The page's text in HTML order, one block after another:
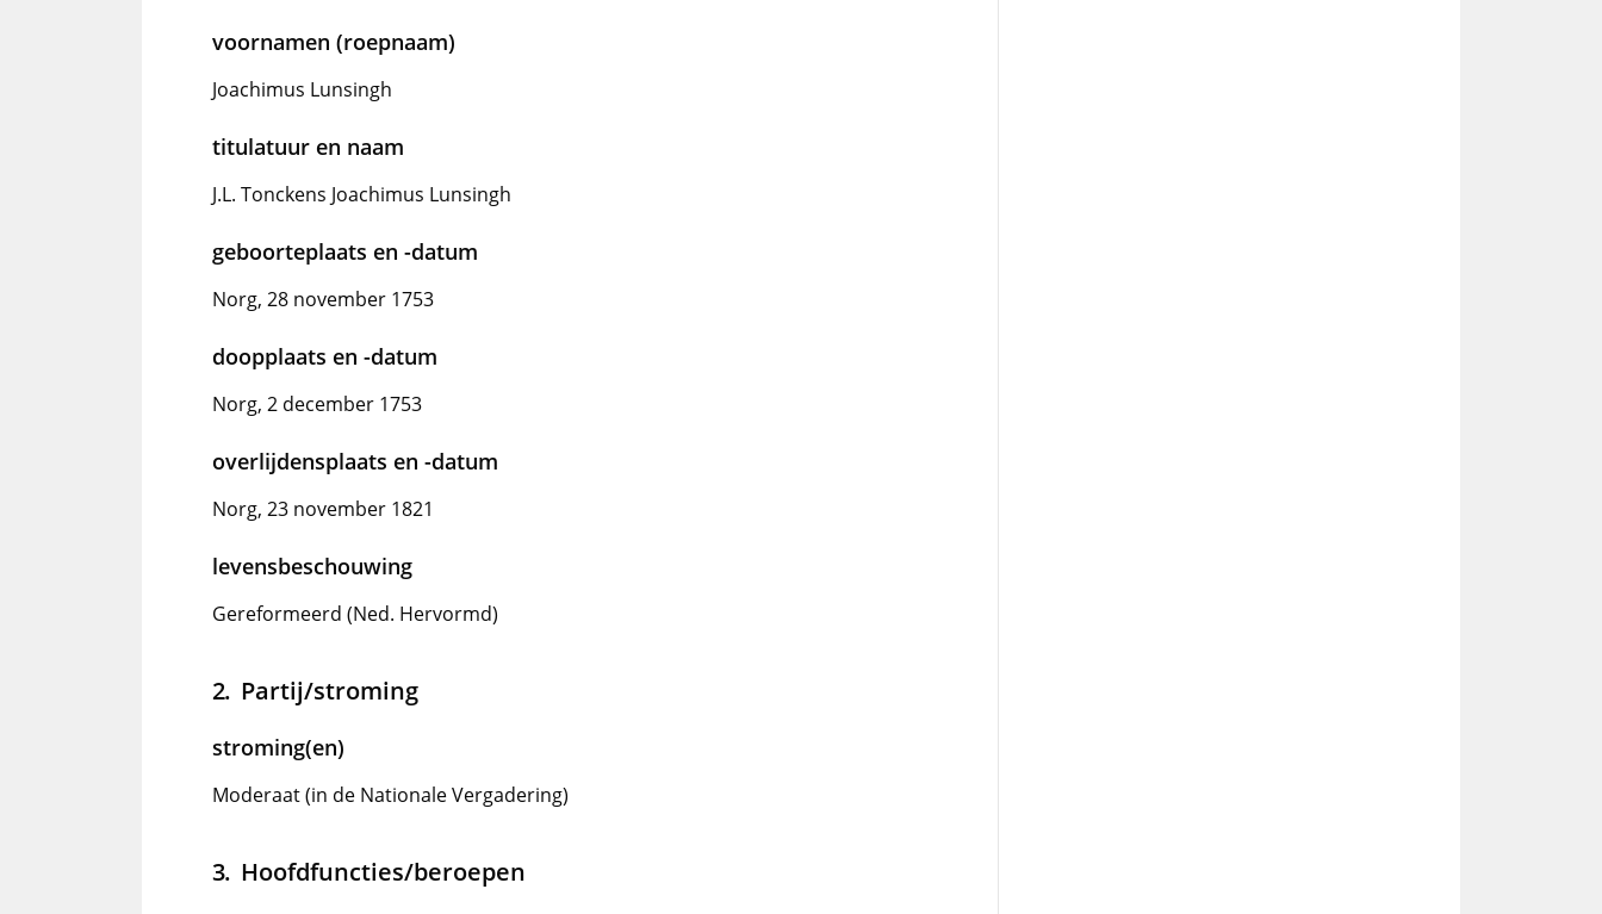
voornamen (roepnaam)
Joachimus Lunsingh
titulatuur en naam
J.L. Tonckens Joachimus Lunsingh
geboorteplaats en -datum
Norg, 28 november 1753
doopplaats en -datum
Norg, 2 december 1753
overlijdensplaats en -datum
Norg, 23 november 1821
levensbeschouwing
Gereformeerd (Ned. Hervormd)
Partij/stroming
stroming(en)
Moderaat (in de Nationale Vergadering)
Hoofdfuncties/beroepen